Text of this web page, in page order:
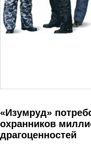
«Изумруд»
охранников
драгоценностей